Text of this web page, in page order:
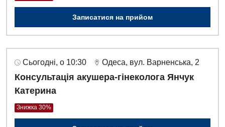
Записатися на прийом
Сьогодні, о 10:30 Одеса, вул. Варненська, 2
Консультація акушера-гінеколога Янчук
Катерина
Знижка 30%